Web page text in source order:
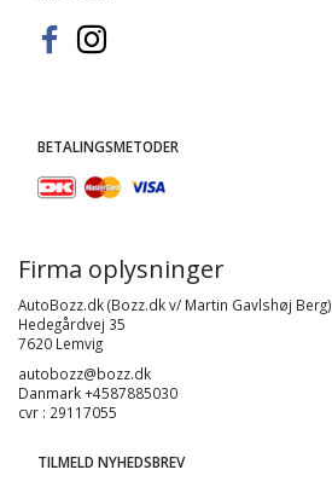
BETALINGSMETODER
Firma oplysninger
AutoBozz.dk (Bozz.dk v/ Martin Gavlshøj Berg)
Hedegårdvej 35
7620 Lemvig
autobozz@bozz.dk
Danmark +4587885030
cvr : 29117055
TILMELD NYHEDSBREV